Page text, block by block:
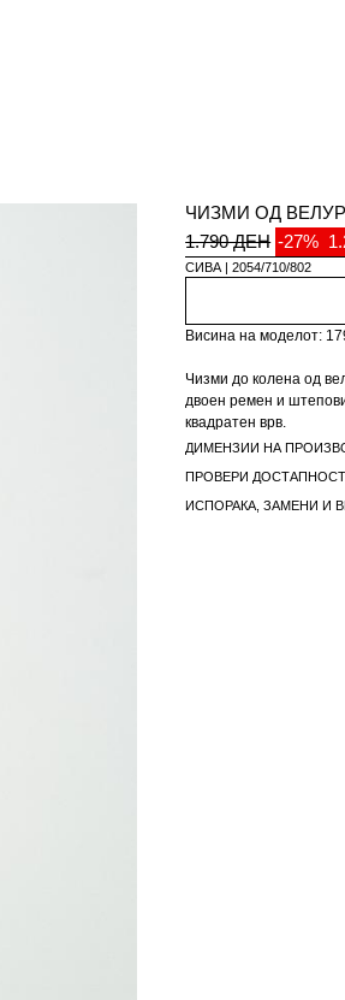
ЧИЗМИ ОД
1.790 ДЕН -27%
СИВА 2054/710/802
Висина на моделот:
Чизми до колена од
двоен ремен и
квадратен врв.
ДИМЕНЗИИ НА
ПРОВЕРИ
ИСПОРАКА, ЗАМЕНИ И